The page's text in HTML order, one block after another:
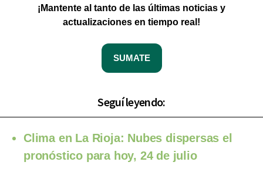
¡Mantente al tanto de las últimas noticias y
actualizaciones en tiempo real!
SUMATE
Seguí leyendo:
Clima en La Rioja: Nubes dispersas el
pronóstico para hoy, 24 de julio